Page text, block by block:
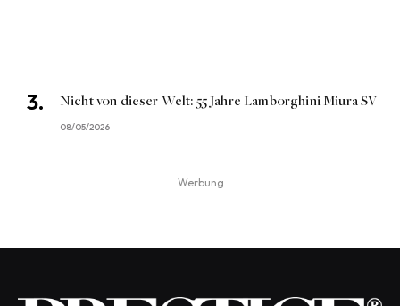
Nicht von dieser Welt: 55 Jahre Lamborghini Miura SV
08/05/2026
Werbung